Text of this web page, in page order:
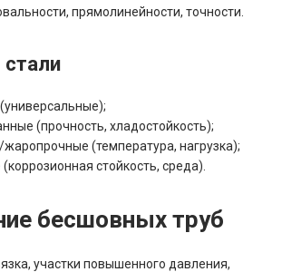
прямолинейности, точности.
(прочность, хладостойкость);
(температура, нагрузка);
стойкость, среда).
бесшовных труб
участки повышенного давления,